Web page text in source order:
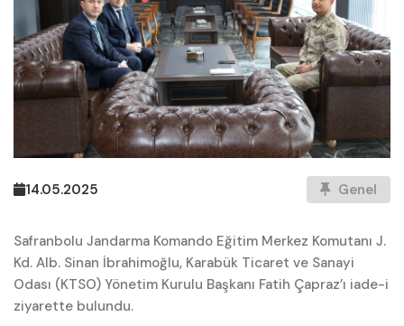
14.05.2025 Genel
Safranbolu Jandarma Komando Eğitim Merkez Komutanı J.
Kd. Alb. Sinan İbrahimoğlu, Karabük Ticaret ve Sanayi
Odası (KTSO) Yönetim Kurulu Başkanı Fatih Çapraz’ı iade-i
ziyarette bulundu.